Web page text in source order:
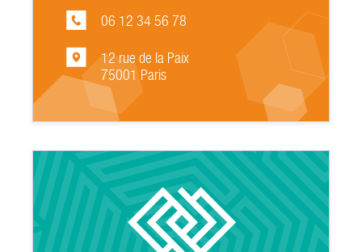
06 12 34 56 78
12 rue de la Paix
75001 Paris